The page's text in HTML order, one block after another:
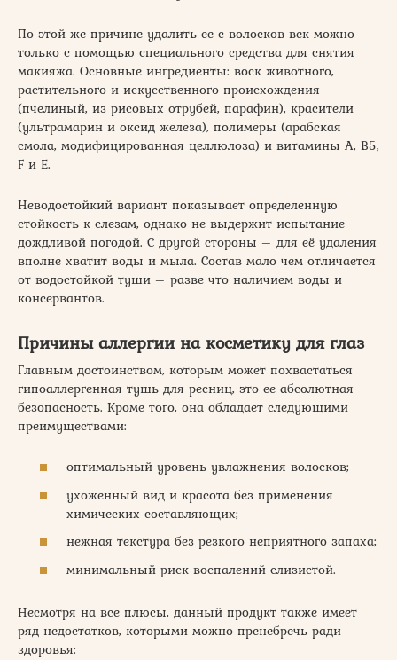
По этой же причине удалить ее с волосков век можно
только с помощью специального средства для снятия
макияжа. Основные ингредиенты: воск животного,
растительного и искусственного происхождения
(пчелиный, из рисовых отрубей, парафин), красители
(ультрамарин и оксид железа), полимеры (арабская
смола, модифицированная целлюлоза) и витамины A, B5,
F и E.
Неводостойкий вариант показывает определенную
стойкость к слезам, однако не выдержит испытание
дождливой погодой. С другой стороны – для её удаления
вполне хватит воды и мыла. Состав мало чем отличается
от водостойкой туши – разве что наличием воды и
консервантов.
Причины аллергии на косметику для глаз
Главным достоинством, которым может похвастаться
гипоаллергенная тушь для ресниц, это ее абсолютная
безопасность. Кроме того, она обладает следующими
преимуществами:
оптимальный уровень увлажнения волосков;
ухоженный вид и красота без применения
химических составляющих;
нежная текстура без резкого неприятного запаха;
минимальный риск воспалений слизистой.
Несмотря на все плюсы, данный продукт также имеет
ряд недостатков, которыми можно пренебречь ради
здоровья: